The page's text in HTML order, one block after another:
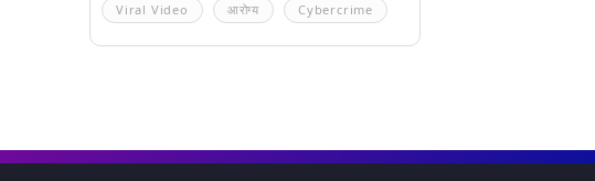
Viral Video आरोग्य Cybercrime